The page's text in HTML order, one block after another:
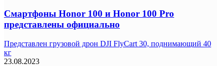
Смартфоны Honor 100 и Honor 100 Pro
представлены официально
Представлен грузовой дрон DJI FlyCart 30, поднимающий 40
кг
23.08.2023